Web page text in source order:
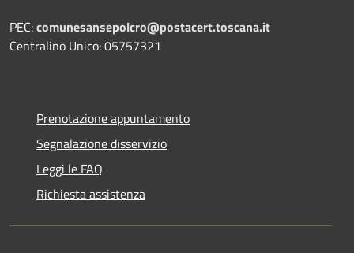
PEC:comunesansepolcro@postacert.toscana.it
Centralino Unico: 05757321
Prenotazione appuntamento
Segnalazione disservizio
Leggi le FAQ
Richiesta assistenza